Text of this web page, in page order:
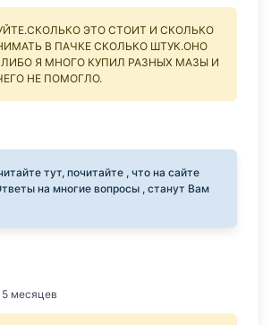
ЭТО СТОИТ И СКОЛЬКО
В ПАЧКЕ СКОЛЬКО ШТУК.ОНО
Я МНОГО КУПИЛ РАЗНЫХ МАЗЫ И
НЕ ПОМОГЛО.
тут, почитайте , что на сайте
на многие вопросы , станут Вам
5 месяцев